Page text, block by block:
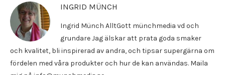
INGRID MÜNCH
Ingrid Münch AlltGott münchmedia vd och
grundare Jag älskar att prata goda smaker
och kvalitet, bli inspirerad av andra, och tipsar supergärna om
fördelen med våra produkter och hur de kan användas. Maila